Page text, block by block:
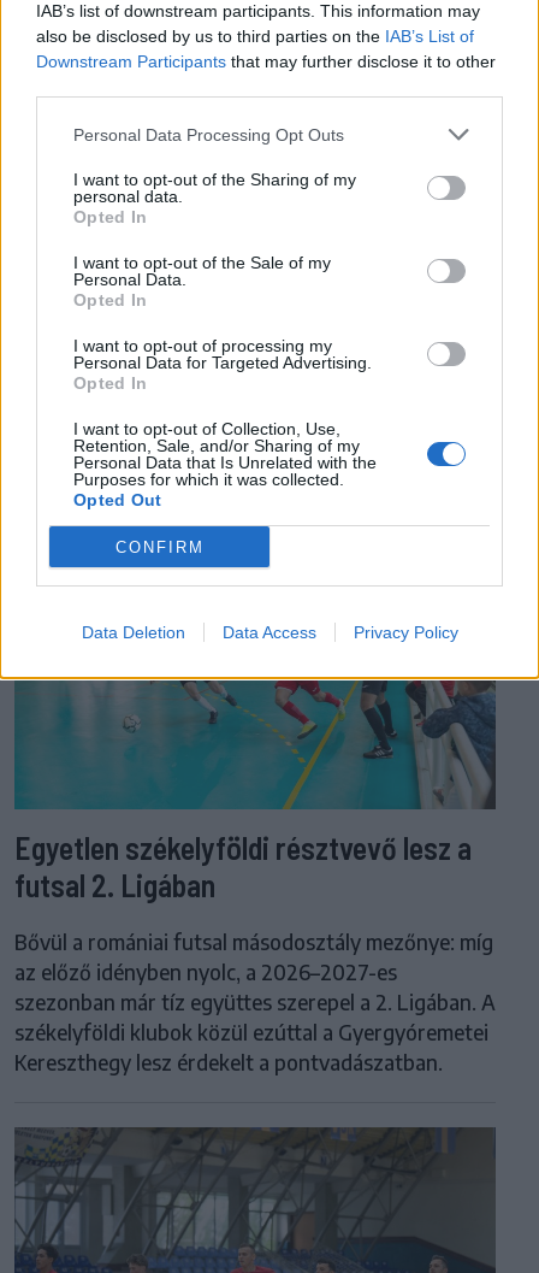
IAB’s list of downstream participants. This information may
also be disclosed by us to third parties on the IAB’s List of
Downstream Participants that may further disclose it to other
Personal Data Processing Opt Outs
I want to opt-out of the Sharing of my
personal data.
Opted In
I want to opt-out of the Sale of my
Personal Data.
Opted In
I want to opt-out of processing my
Personal Data for Targeted Advertising.
Opted In
I want to opt-out of Collection, Use,
Retention, Sale, and/or Sharing of my
Personal Data that Is Unrelated with the
Purposes for which it was collected.
Opted Out
CONFIRM
Data Deletion Data Access Privacy Policy
FŐTÉR
A Román Rendőrség azt üzeni,
semmiképpen ne higgyenek a Román
Rendőrségnek – hírmix
További híreink: sziklát akart a Dunába robbantani a
hadsereg, egyelőre sikertelenül, az illetékes szerint
pedig semmiféle korlátozás nem lesz a lakossági
áramfogyasztásban.
EZ IS ÉRDEKELHETI
Egyetlen székelyföldi résztvevő lesz a
futsal 2. Ligában
Bővül a romániai futsal másodosztály mezőnye: míg
az előző idényben nyolc, a 2026–2027-es
szezonban már tíz együttes szerepel a 2. Ligában. A
székelyföldi klubok közül ezúttal a Gyergyóremetei
Kereszthegy lesz érdekelt a pontvadászatban.